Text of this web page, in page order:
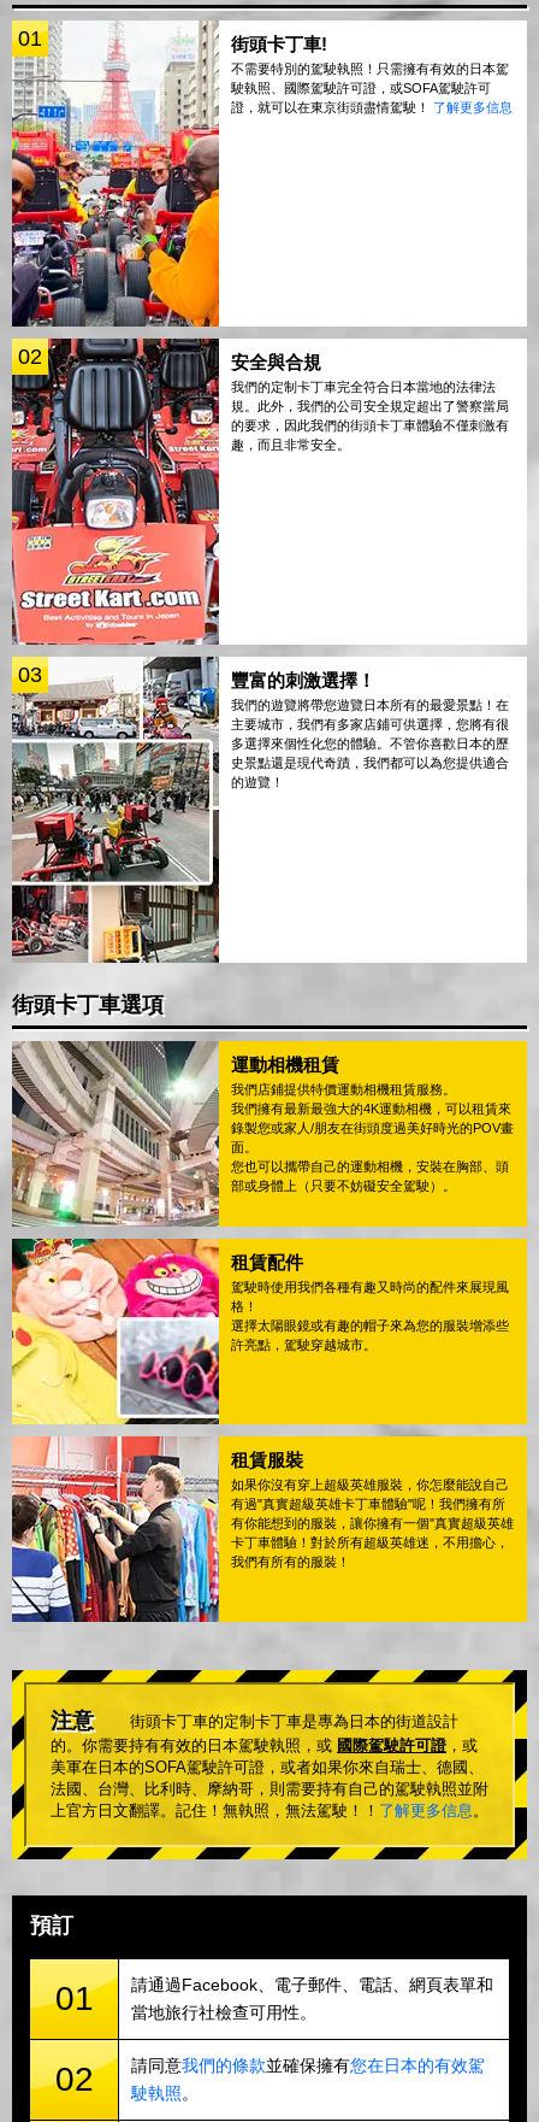
01 街頭卡丁車!
不需要特別的駕駛執照！只需擁有有效的日本駕
駛執照、國際駕駛許可證，或SOFA駕駛許可
證，就可以在東京街頭盡情駕駛！ 了解更多信息
02 安全與合規
我們的定制卡丁車完全符合日本當地的法律法
規。此外，我們的公司安全規定超出了警察當局
的要求，因此我們的街頭卡丁車體驗不僅刺激有
趣，而且非常安全。
03 豐富的刺激選擇！
我們的遊覽將帶您遊覽日本所有的最愛景點！在
主要城市，我們有多家店鋪可供選擇，您將有很
多選擇來個性化您的體驗。不管你喜歡日本的歷
史景點還是現代奇蹟，我們都可以為您提供適合
的遊覽！
街頭卡丁車選項
運動相機租賃
我們店鋪提供特價運動相機租賃服務。
我們擁有最新最強大的4K運動相機，可以租賃來
錄製您或家人/朋友在街頭度過美好時光的POV畫
面。
您也可以攜帶自己的運動相機，安裝在胸部、頭
部或身體上（只要不妨礙安全駕駛）。
租賃配件
駕駛時使用我們各種有趣又時尚的配件來展現風
格！
選擇太陽眼鏡或有趣的帽子來為您的服裝增添些
許亮點，駕駛穿越城市。
租賃服裝
如果你沒有穿上超級英雄服裝，你怎麼能說自己
有過"真實超級英雄卡丁車體驗"呢！我們擁有所
有你能想到的服裝，讓你擁有一個"真實超級英雄
卡丁車體驗！對於所有超級英雄迷，不用擔心，
我們有所有的服裝！
注意
街頭卡丁車的定制卡丁車是專為日本的街道設計
的。你需要持有有效的日本駕駛執照，或 國際駕駛許可證，或
美軍在日本的SOFA駕駛許可證，或者如果你來自瑞士、德國、
法國、台灣、比利時、摩納哥，則需要持有自己的駕駛執照並附
上官方日文翻譯。記住！無執照，無法駕駛！！ 了解更多信息。
預訂
01
請通過Facebook、電子郵件、電話、網頁表單和
當地旅行社檢查可用性。
02 請同意我們的條款並確保擁有您在日本的有效駕
駛執照。